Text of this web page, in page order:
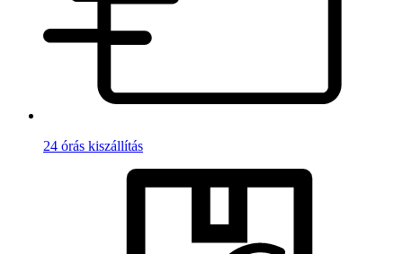
24 órás kiszállítás